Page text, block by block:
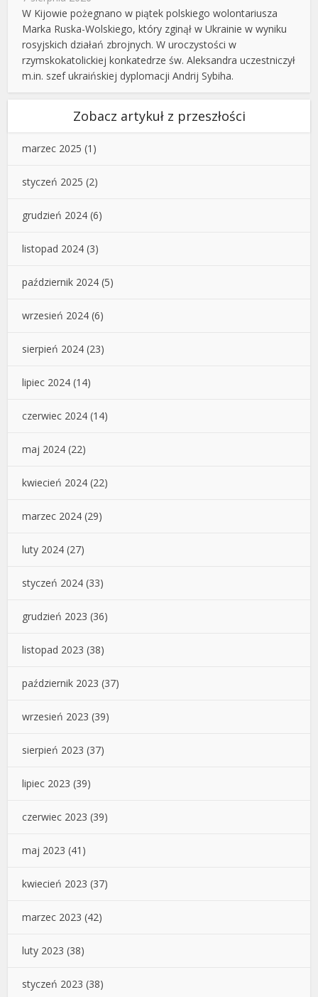
W Kijowie pożegnano w piątek polskiego wolontariusza
Marka Ruska-Wolskiego, który zginął w Ukrainie w wyniku
rosyjskich działań zbrojnych. W uroczystości w
rzymskokatolickiej konkatedrze św. Aleksandra uczestniczył
m.in. szef ukraińskiej dyplomacji Andrij Sybiha.
Zobacz artykuł z przeszłości
marzec 2025 (1)
styczeń 2025 (2)
grudzień 2024 (6)
listopad 2024 (3)
październik 2024 (5)
wrzesień 2024 (6)
sierpień 2024 (23)
lipiec 2024 (14)
czerwiec 2024 (14)
maj 2024 (22)
kwiecień 2024 (22)
marzec 2024 (29)
luty 2024 (27)
styczeń 2024 (33)
grudzień 2023 (36)
listopad 2023 (38)
październik 2023 (37)
wrzesień 2023 (39)
sierpień 2023 (37)
lipiec 2023 (39)
czerwiec 2023 (39)
maj 2023 (41)
kwiecień 2023 (37)
marzec 2023 (42)
luty 2023 (38)
styczeń 2023 (38)